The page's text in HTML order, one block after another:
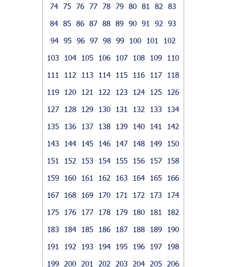
74 75 76 77 78 79 80 81 82
83
84 85 86 87 88 89 90 91 92
93
94 95 96 97 98 99 100 101
102
103
104 105 106 107 108 109
110
111
112 113 114 115 116 117
118
119
120 121 122 123 124 125
126
127
128 129 130 131 132 133
134
135
136 137 138 139 140 141
142
143
144 145 146 147 148 149
150
151
152 153 154 155 156 157
158
159
160 161 162 163 164 165
166
167
168 169 170 171 172 173
174
175
176 177 178 179 180 181
182
183
184 185 186 187 188 189
190
191
192 193 194 195 196 197
198
199
200 201 202 203 204 205
206